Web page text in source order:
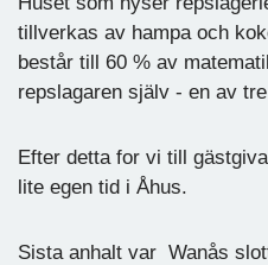
tillverkas av hampa och
består till 60 % av
repslagaren själv - en av
Efter detta for vi till
lite egen tid i Åhus.
Sista anhalt var Wanås